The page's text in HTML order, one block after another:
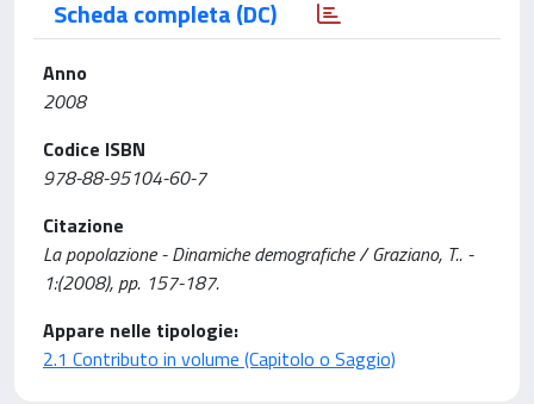
Scheda completa (DC)
Anno
2008
Codice ISBN
978-88-95104-60-7
Citazione
La popolazione - Dinamiche demografiche / Graziano, T.. -
1:(2008), pp. 157-187.
Appare nelle tipologie:
2.1 Contributo in volume (Capitolo o Saggio)